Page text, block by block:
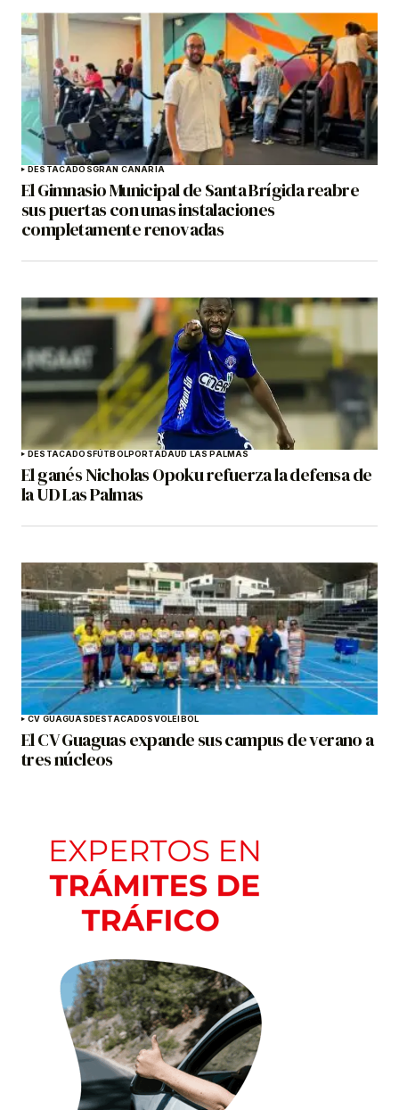
DESTACADOSGRAN CANARIA
El Gimnasio Municipal de Santa Brígida reabre
sus puertas con unas instalaciones
completamente renovadas
DESTACADOS FÚTBOLPORTADAUD LAS PALMAS
El ganés Nicholas Opoku refuerza la defensa de
la UD Las Palmas
CV GUAGUAS DESTACADOSVOLEIBOL
El CV Guaguas expande sus campus de verano a
tres núcleos